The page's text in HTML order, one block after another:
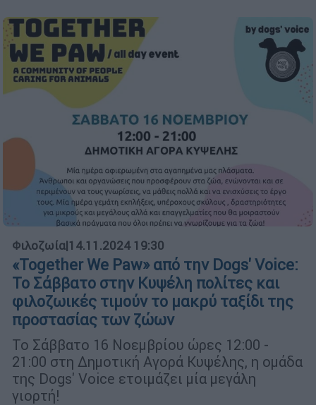
Φιλοζωία|14.11.2024 19:30
«Together We Paw» από την Dogs' Voice:
Το Σάββατο στην Κυψέλη πολίτες και
φιλοζωικές τιμούν το μακρύ ταξίδι της
προστασίας των ζώων
Το Σάββατο 16 Νοεμβρίου ώρες 12:00 -
21:00 στη Δημοτική Αγορά Κυψέλης, η ομάδα
της Dogs' Voice ετοιμάζει μία μεγάλη
γιορτή!